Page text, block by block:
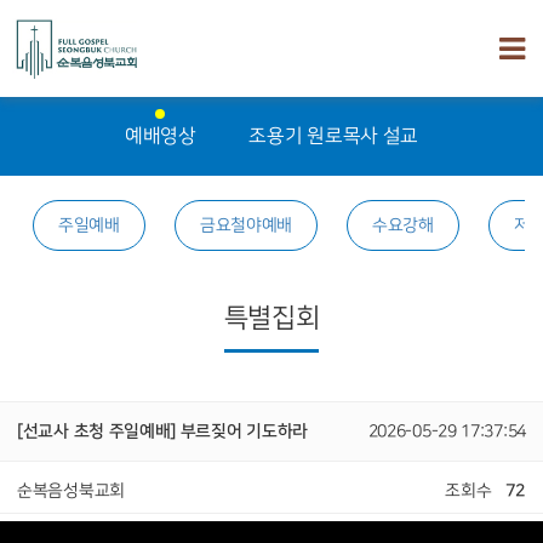
예배영상 조용기 원로목사 설교
주일예배 금요철야예배 수요강해 저
특별집회
[선교사 초청 주일예배] 부르짖어 기도하라 2026-05-29 17:37:54
순복음성북교회 조회수 72